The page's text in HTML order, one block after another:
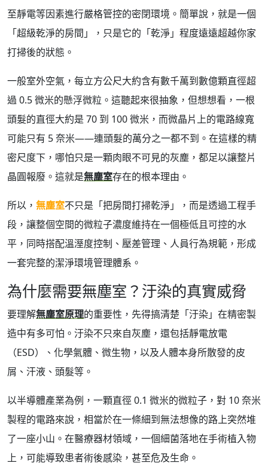
至靜電等因素進行嚴格管控的密閉環境。簡單說，就是一個
「超級乾淨的房間」，只是它的「乾淨」程度遠遠超越你家
打掃後的狀態。
一般室外空氣，每立方公尺大約含有數千萬到數億顆直徑超
過 0.5 微米的懸浮微粒。這聽起來很抽象，但想想看，一根
頭髮的直徑大約是 70 到 100 微米，而微晶片上的電路線寬
可能只有 5 奈米——連頭髮的萬分之一都不到。在這樣的精
密尺度下，哪怕只是一顆肉眼不可見的灰塵，都足以讓整片
晶圓報廢。這就是無塵室存在的根本理由。
所以， 無塵室不只是「把房間打掃乾淨」，而是透過工程手
段，讓整個空間的微粒子濃度維持在一個極低且可控的水
平，同時搭配溫溼度控制、壓差管理、人員行為規範，形成
一套完整的潔淨環境管理體系。
為什麼需要無塵室？汙染的真實威脅
要理解無塵室原理的重要性，先得搞清楚「汙染」在精密製
造中有多可怕。汙染不只來自灰塵，還包括靜電放電
（ESD）、化學氣體、微生物，以及人體本身所散發的皮
屑、汗液、頭髮等。
以半導體產業為例，一顆直徑 0.1 微米的微粒子，對 10 奈米
製程的電路來說，相當於在一條細到無法想像的路上突然堆
了一座小山。在醫療器材領域，一個細菌落地在手術植入物
上，可能導致患者術後感染，甚至危及生命。